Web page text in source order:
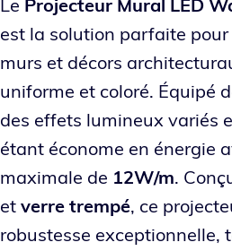
Le Projecteur Mural LED
est la solution parfaite
murs et décors
uniforme et coloré. Équipé
des effets lumineux variés
étant économe en énergie
maximale de 12W/m.
etverre trempé, ce
robustesse exceptionnelle,